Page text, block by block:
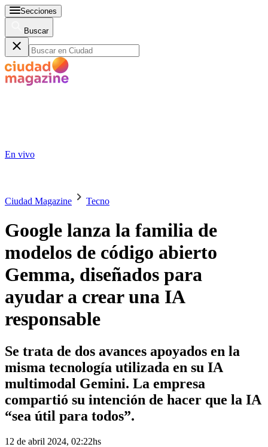
Secciones
Buscar
En vivo
Ciudad Magazine Tecno
Google lanza la familia de
modelos de código abierto
Gemma, diseñados para
ayudar a crear una IA
responsable
Se trata de dos avances apoyados en la
misma tecnología utilizada en su IA
multimodal Gemini. La empresa
compartió su intención de hacer que la IA
“sea útil para todos”.
12 de abril 2024, 02:22hs